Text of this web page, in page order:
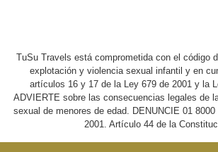
TuSu Travels está comprometida con el código
explotación y violencia sexual infantil y en
artículos 16 y 17 de la Ley 679 de 2001 y la
ADVIERTE sobre las consecuencias legales de
sexual de menores de edad. DENUNCIE 01
2001. Artículo 44 de la